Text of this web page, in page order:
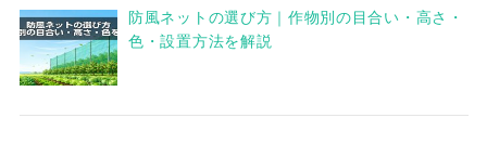
防風ネットの選び方｜作物別の目合い・高さ・
色・設置方法を解説